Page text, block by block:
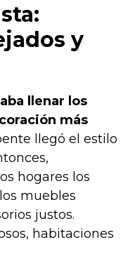
y
llenar los
más
llegó el estilo
hogares los
muebles
justos.
habitaciones